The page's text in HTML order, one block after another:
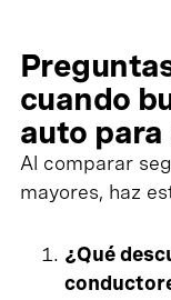
cuando
auto
Al comparar
mayores, haz
¿Qué